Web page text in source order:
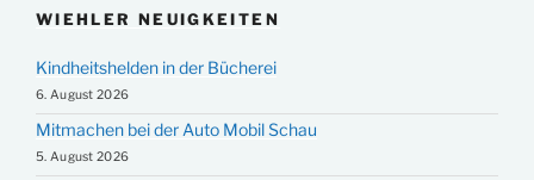
WIEHLER NEUIGKEITEN
Kindheitshelden in der Bücherei
6. August 2026
Mitmachen bei der Auto Mobil Schau
5. August 2026